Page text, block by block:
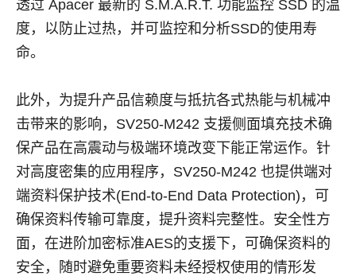
透过 Apacer 最新的 S.M.A.R.T. 功能监控 SSD 的温
度，以防止过热，并可监控和分析SSD的使用寿
命。
此外，为提升产品信赖度与抵抗各式热能与机械冲
击带来的影响，SV250-M242 支援侧面填充技术确
保产品在高震动与极端环境改变下能正常运作。针
对高度密集的应用程序，SV250-M242 也提供端对
端资料保护技术(End-to-End Data Protection)，可
确保资料传输可靠度，提升资料完整性。安全性方
面，在进阶加密标准AES的支援下，可确保资料的
安全，随时避免重要资料未经授权使用的情形发